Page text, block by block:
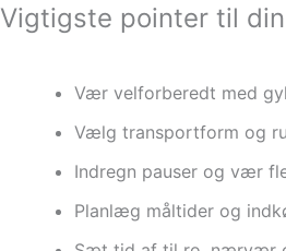
Vigtigste pointer til
Vær velforberedt med
Vælg transportform og
Indregn pauser og vær
Planlæg måltider og